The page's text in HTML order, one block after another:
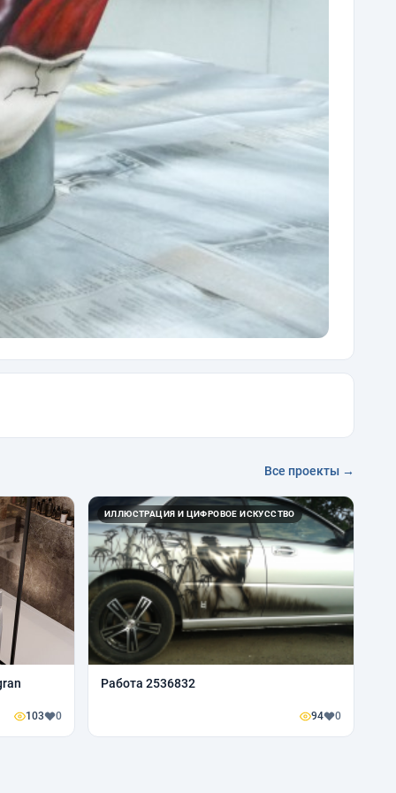
Все проекты →
103 0
ИЛЛЮСТРАЦИЯ И ЦИФРОВОЕ ИСКУССТВО
Работа 2536832
94 0